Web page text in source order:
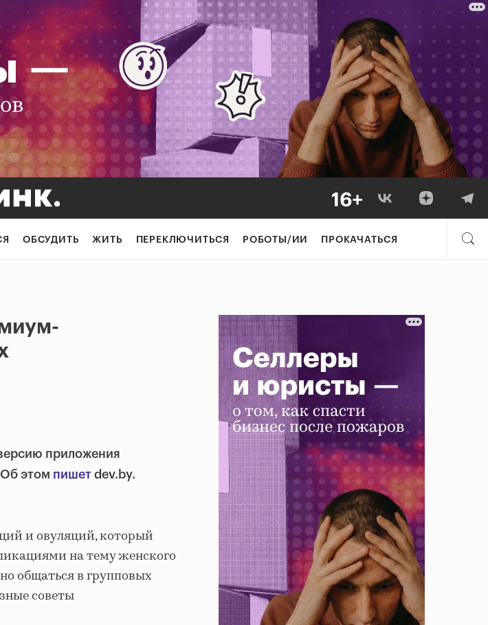
ОБСУДИТЬ ЖИТЬ ПЕРЕКЛЮЧИТЬСЯ РОБОТЫ/ИИ ПРОКАЧАТЬСЯ
приложения
Об этом пишет dev.by.
и овуляций, который
на тему женского
общаться в групповых
советы